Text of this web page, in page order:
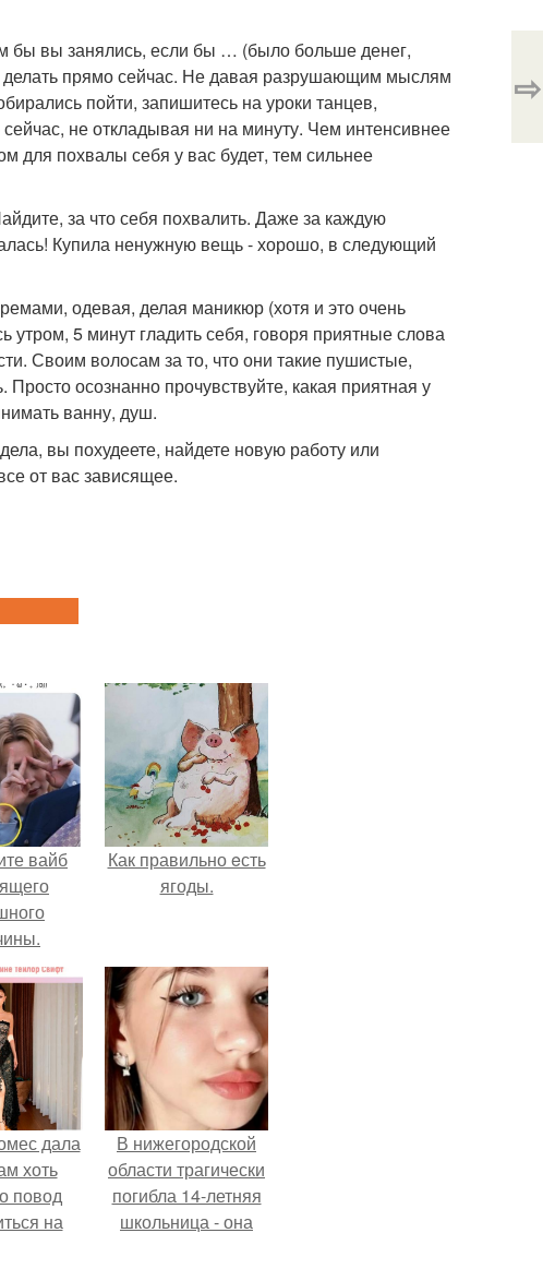
бы вы занялись, если бы … (было больше денег,
делать прямо сейчас. Не давая разрушающим мыслям
пойти, запишитесь на уроки танцев,
не откладывая ни на минуту. Чем интенсивнее
для похвалы себя у вас будет, тем сильнее
за что себя похвалить. Даже за каждую
Купила ненужную вещь - хорошо, в следующий
одевая, делая маникюр (хотя и это очень
5 минут гладить себя, говоря приятные слова
Своим волосам за то, что они такие пушистые,
осознанно прочувствуйте, какая приятная у
ванну, душ.
вы похудеете, найдете новую работу или
от вас зависящее.
⇨
вайб
Как правильно eсть
ягоды.
дала
хоть
повод
на
В нижегородской
области трагически
погибла 14-летняя
школьница - она